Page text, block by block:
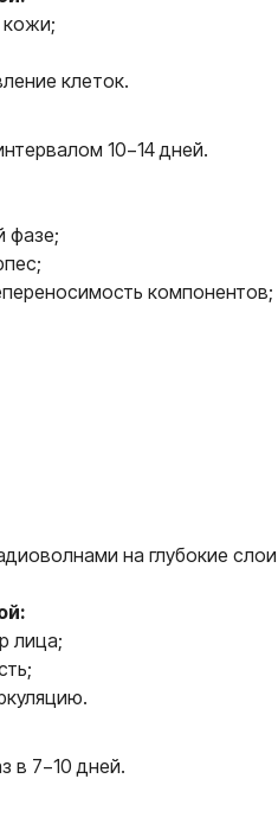
кожи;
клеток.
10−14 дней.
фазе;
компонентов;
на глубокие
лица;
в 7−10 дней.